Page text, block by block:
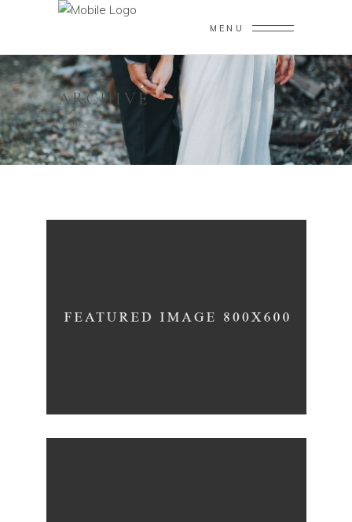
MENU
ARCHIVE
Home/